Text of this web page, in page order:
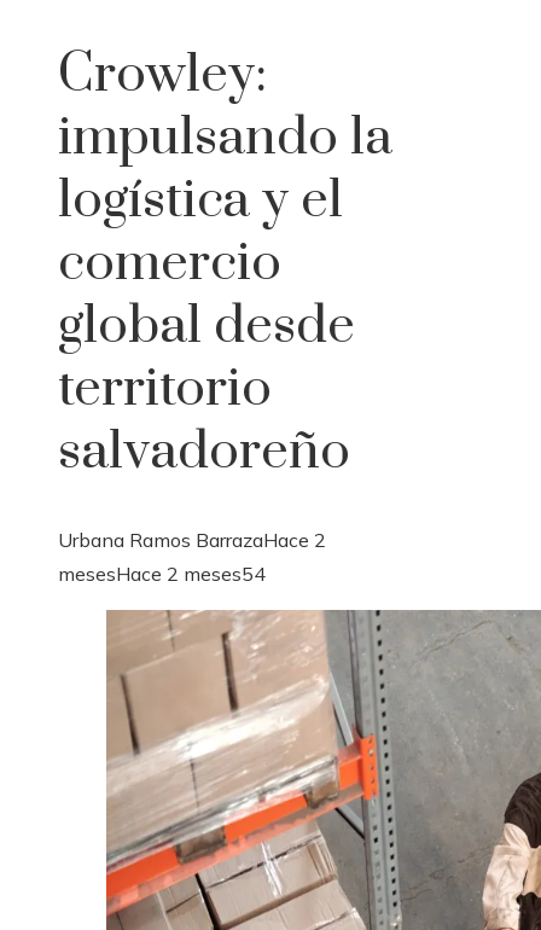
Crowley:
impulsando la
logística y el
comercio
global desde
territorio
salvadoreño
Urbana Ramos BarrazaHace 2
mesesHace 2 meses54